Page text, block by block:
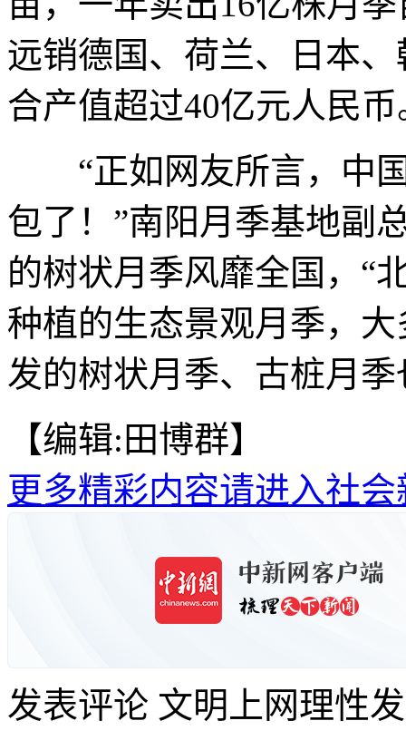
远销德国、荷兰、日本
合产值超过40亿元人民币
“正如网友所言，中国
包了！”南阳月季基地副
的树状月季风靡全国，“
种植的生态景观月季，
发的树状月季、古桩月
【编辑:田博群】
更多精彩内容请进入社会
发表评论 文明上网理性